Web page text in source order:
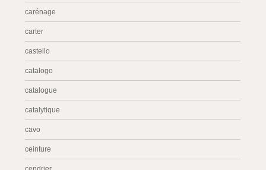
carénage
carter
castello
catalogo
catalogue
catalytique
cavo
ceinture